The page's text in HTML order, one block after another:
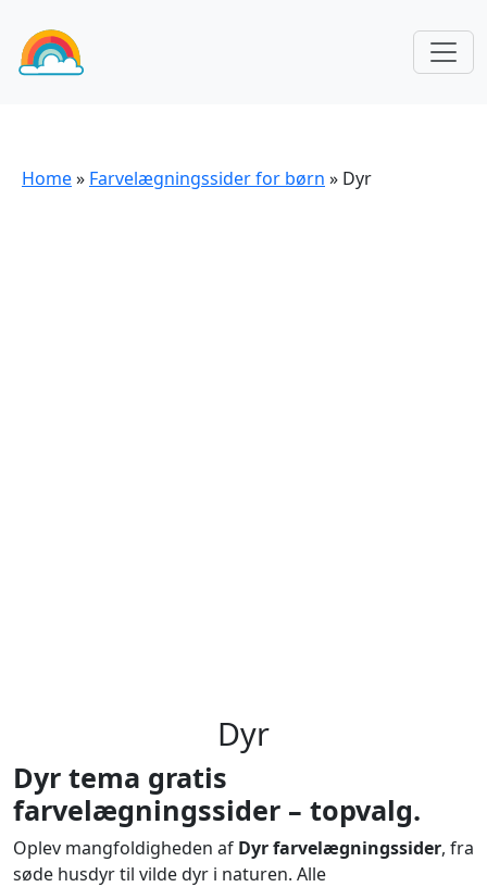
Home» Farvelægningssider for børn » Dyr
Dyr
Dyr tema gratis
farvelægningssider – topvalg.
Oplev mangfoldigheden af Dyr farvelægningssider, fra
søde husdyr til vilde dyr i naturen. Alle